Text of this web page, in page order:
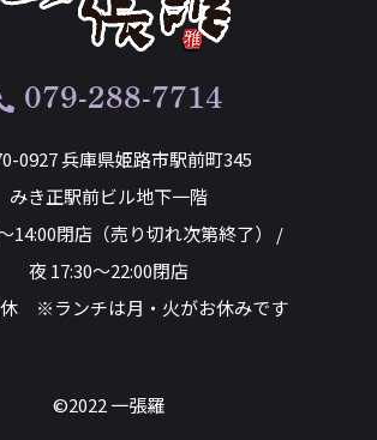
079-288-7714
0927 兵庫県姫路市駅前町345
みき正駅前ビル地下一階
14:00閉店（売り切れ次第終了） /
夜 17:30～22:00閉店
休 ※ランチは月・火がお休みです
©2022 一張羅